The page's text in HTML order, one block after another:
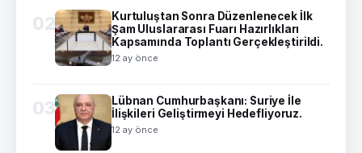
02
Kurtuluştan Sonra Düzenlenecek İlk
Şam Uluslararası Fuarı Hazırlıkları
Kapsamında Toplantı Gerçekleştirildi.
12 ay önce
03
Lübnan Cumhurbaşkanı: Suriye İle
İlişkileri Geliştirmeyi Hedefliyoruz.
12 ay önce